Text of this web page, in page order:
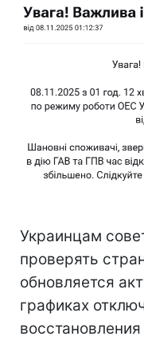
Украинцам
проверять
обновляется
графиках